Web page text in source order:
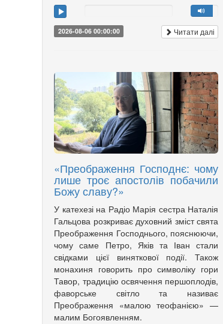
2026-08-06 00:00:00 Читати далі
«Преображення Господнє: чому
лише троє апостолів побачили
Божу славу?»
У катехезі на Радіо Марія сестра Наталія
Гальцова розкриває духовний зміст свята
Преображення Господнього, пояснюючи,
чому саме Петро, Яків та Іван стали
свідками цієї виняткової події. Також
монахиня говорить про символіку гори
Тавор, традицію освячення першоплодів,
фаворське світло та називає
Преображення «малою теофанією» —
малим Богоявленням.